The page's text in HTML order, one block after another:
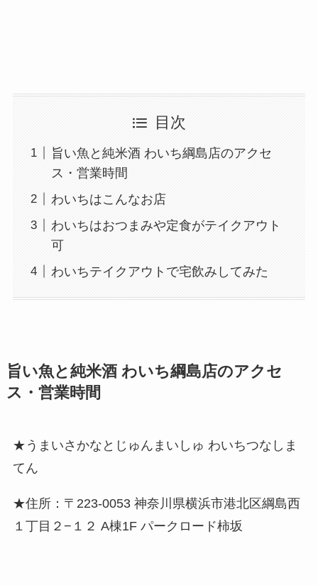
目次
旨い魚と純米酒 わいち綱島店のアクセ
ス・営業時間
わいちはこんなお店
わいちはおつまみや定食がテイクアウト
可
わいちテイクアウトで宅飲みしてみた
旨い魚と純米酒 わいち綱島店のアクセ
ス・営業時間
★うまいさかなとじゅんまいしゅ わいちつなしま
てん
★住所：〒223-0053 神奈川県横浜市港北区綱島西
１丁目２−１２ A棟1F パークロード柿坂